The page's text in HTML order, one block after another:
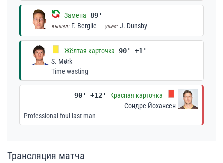
Замена 89'
вышел: F. Berglie ушел: J. Dunsby
Жёлтая карточка 90' +1'
S. Mørk
Time wasting
90' +12'
Красная карточка
Сондре Йохансен
Professional foul last man
Трансляция матча